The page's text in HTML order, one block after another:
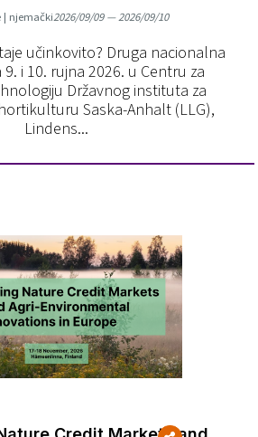
| njemački2026/09/09 — 2026/09/10
učinkovito? Druga nacionalna
9. i 10. rujna 2026. u Centru za
Državnog instituta za
Saska-Anhalt (LLG),
Lindens...